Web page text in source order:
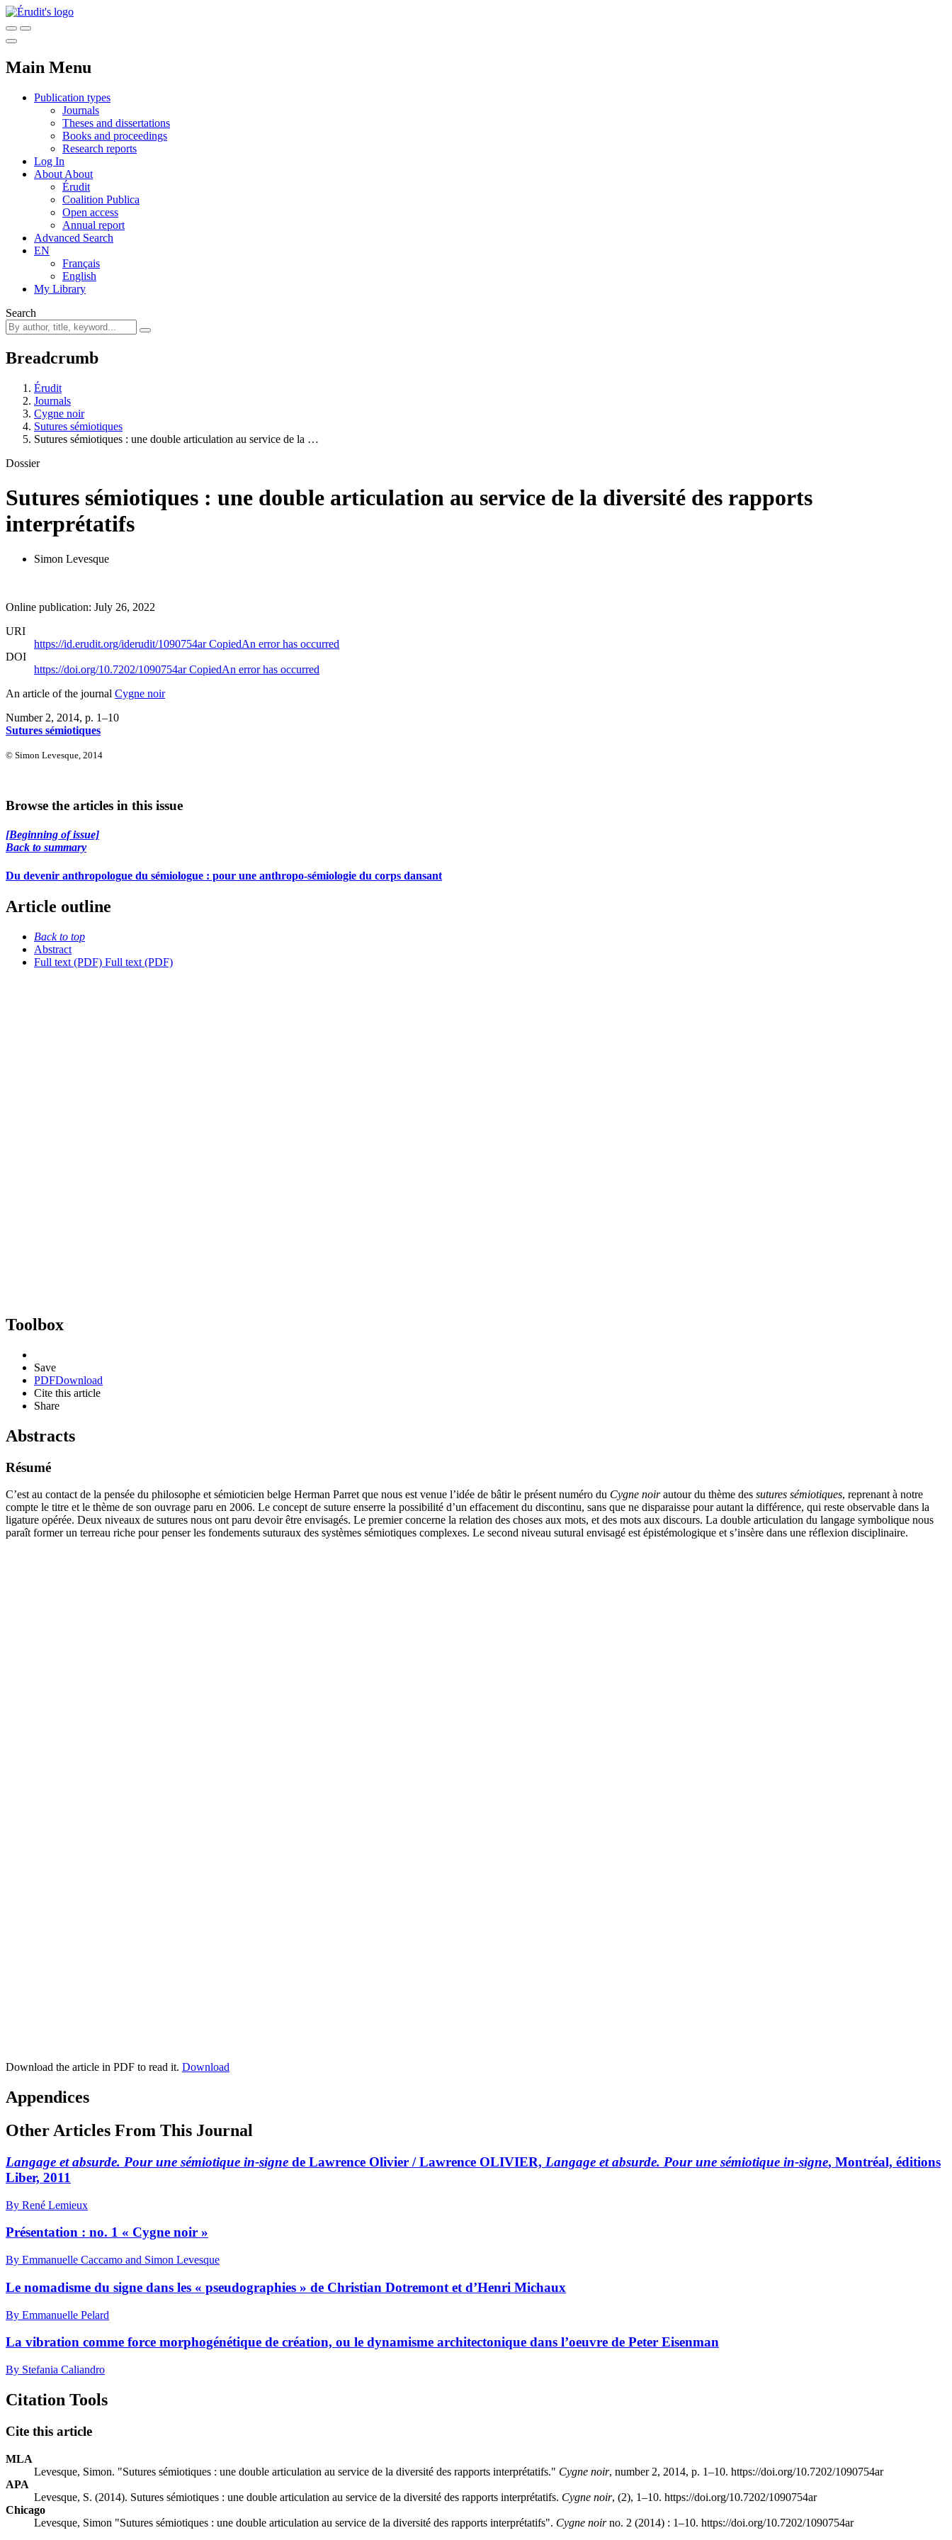
Main Menu
Publication types
Journals
Theses and dissertations
Books and proceedings
Research reports
Log In
About About
Érudit
Coalition Publica
Open access
Annual report
Advanced Search
EN
Français
English
My Library
Search
Breadcrumb
Érudit
Journals
Cygne noir
Sutures sémiotiques
Sutures sémiotiques : une double articulation au service de la …
Dossier
Sutures sémiotiques : une double articulation au service de la diversité des rapports
interprétatifs
Simon Levesque
Online publication: July 26, 2022
URI
https://id.erudit.org/iderudit/1090754arCopiedAn error has occurred
DOI
https://doi.org/10.7202/1090754arCopiedAn error has occurred
An article of the journal Cygne noir
Number 2, 2014, p. 1–10
Sutures sémiotiques
© Simon Levesque, 2014
Browse the articles in this issue
[Beginning of issue]
Back to summary
Du devenir anthropologue du sémiologue : pour une anthropo-sémiologie du corps dansant
Article outline
Back to top
Abstract
Full text (PDF) Full text (PDF)
Toolbox
Save
PDFDownload
Cite this article
Share
Abstracts
Résumé
C’est au contact de la pensée du philosophe et sémioticien belge Herman Parret que nous est venue l’idée de bâtir le présent numéro du Cygne noirautour du thème des sutures sémiotiques, reprenant à notre
compte le titre et le thème de son ouvrage paru en 2006. Le concept de suture enserre la possibilité d’un effacement du discontinu, sans que ne disparaisse pour autant la différence, qui reste observable dans la
ligature opérée. Deux niveaux de sutures nous ont paru devoir être envisagés. Le premier concerne la relation des choses aux mots, et des mots aux discours. La double articulation du langage symbolique nous
paraît former un terreau riche pour penser les fondements suturaux des systèmes sémiotiques complexes. Le second niveau sutural envisagé est épistémologique et s’insère dans une réflexion disciplinaire.
Download the article in PDF to read it. Download
Appendices
Other Articles From This Journal
Langage et absurde. Pour une sémiotique in-signe de Lawrence Olivier / Lawrence OLIVIER, Langage et absurde. Pour une sémiotique in-signe, Montréal, éditions
Liber, 2011
By René Lemieux
Présentation : no. 1 « Cygne noir »
By Emmanuelle Caccamo and Simon Levesque
Le nomadisme du signe dans les « pseudographies » de Christian Dotremont et d’Henri Michaux
By Emmanuelle Pelard
La vibration comme force morphogénétique de création, ou le dynamisme architectonique dans l’oeuvre de Peter Eisenman
By Stefania Caliandro
Citation Tools
Cite this article
MLA
Levesque, Simon. "Sutures sémiotiques : une double articulation au service de la diversité des rapports interprétatifs." Cygne noir, number 2, 2014, p. 1–10. https://doi.org/10.7202/1090754ar
APA
Levesque, S. (2014). Sutures sémiotiques : une double articulation au service de la diversité des rapports interprétatifs. Cygne noir, (2), 1–10. https://doi.org/10.7202/1090754ar
Chicago
Levesque, Simon "Sutures sémiotiques : une double articulation au service de la diversité des rapports interprétatifs". Cygne noirno. 2 (2014) : 1–10. https://doi.org/10.7202/1090754ar